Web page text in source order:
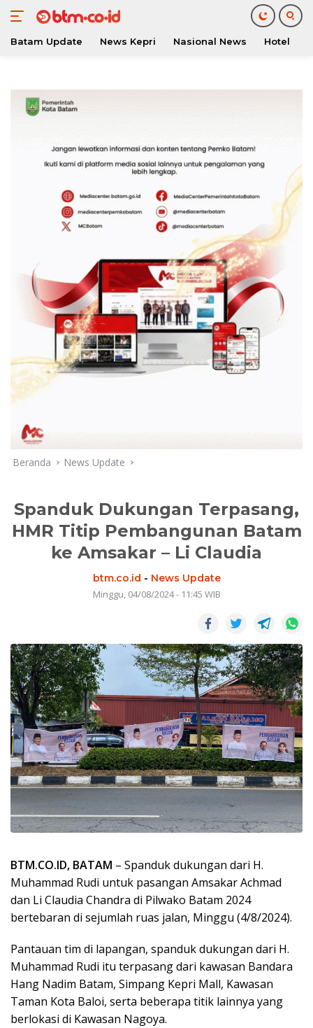
konten
Batam Update News Kepri Nasional News Hotel
Beranda News Update
Spanduk Dukungan Terpasang,
HMR Titip Pembangunan Batam
ke Amsakar – Li Claudia
btm.co.id - News Update
Minggu, 04/08/2024 - 11:45 WIB
BTM.CO.ID, BATAM – Spanduk dukungan dari H.
Muhammad Rudi untuk pasangan Amsakar Achmad
dan Li Claudia Chandra di Pilwako Batam 2024
bertebaran di sejumlah ruas jalan, Minggu (4/8/2024).
Pantauan tim di lapangan, spanduk dukungan dari H.
Muhammad Rudi itu terpasang dari kawasan Bandara
Hang Nadim Batam, Simpang Kepri Mall, Kawasan
Taman Kota Baloi, serta beberapa titik lainnya yang
berlokasi di Kawasan Nagoya.